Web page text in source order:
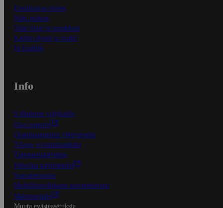
Ensitilaajan ohjeet
Näin maksat
Näin tilaat ja muokkaat
Kaikki ohjeet ja vinkit
In English
Info
S-Business yrityksille
Oiva-raportit
Osuuskauppojen yhteystiedot
Tilaus- ja toimitusehdot
Tietosuojakäytäntö
Palvelun käyttöehdot
Saavutettavuus
Mobiilisovelluksen saavutettavuus
Mainostajalle
Muuta evästeasetuksia